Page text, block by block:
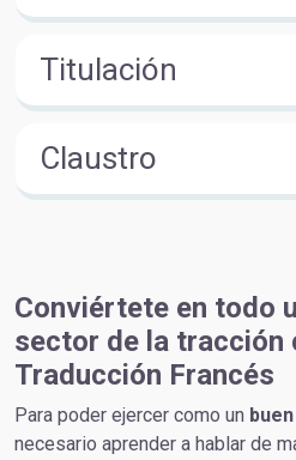
Titulación
Claustro
Conviértete en todo
sector de la tracción
Traducción Francés
Para poder ejercer como un buen
necesario aprender a hablar de